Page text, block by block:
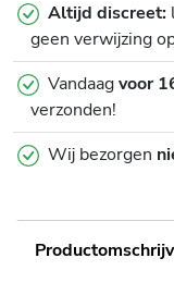
Altijd discreet:
geen verwijzing
Vandaagvoor
verzonden!
Wij bezorgen